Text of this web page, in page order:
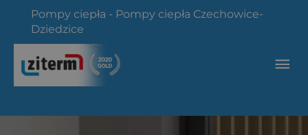
Pompy ciepła - Pompy ciepła Czechowice-
Dziedzice